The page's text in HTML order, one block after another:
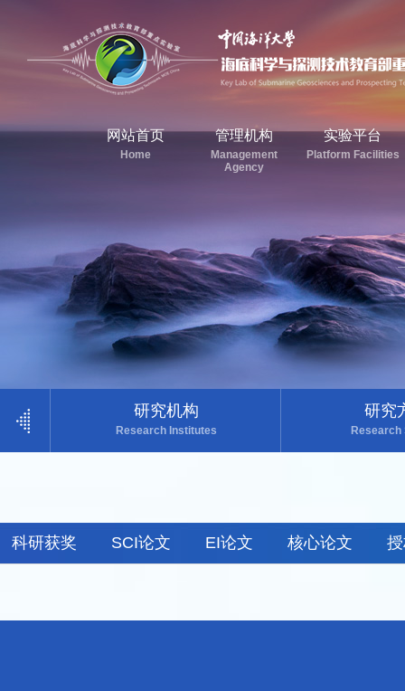
网站首页
Home
管理机构
Management
Agency
实验平台
Platform Facilities
研究机构
Research Institutes
研究
Research
科研获奖 SCI论文 EI论文 核心论文